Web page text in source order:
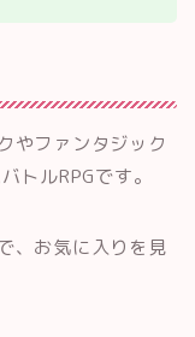
やファンタジック
トルRPGです。
、お気に入りを見